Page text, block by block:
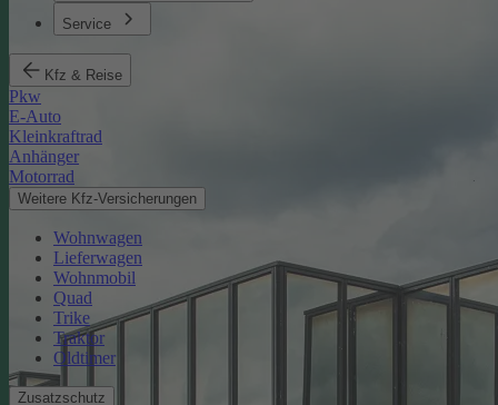
Service
Kfz & Reise
Pkw
E-Auto
Kleinkraftrad
Anhänger
Motorrad
Weitere Kfz-Versicherungen
Wohnwagen
Lieferwagen
Wohnmobil
Quad
Trike
Traktor
Oldtimer
Zusatzschutz